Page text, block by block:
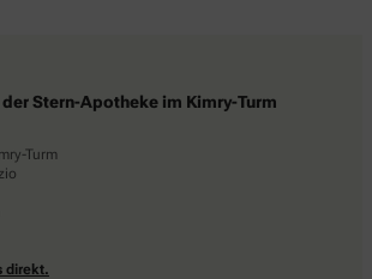
Stern-Apotheke im Kimry-Turm
Turm
direkt.